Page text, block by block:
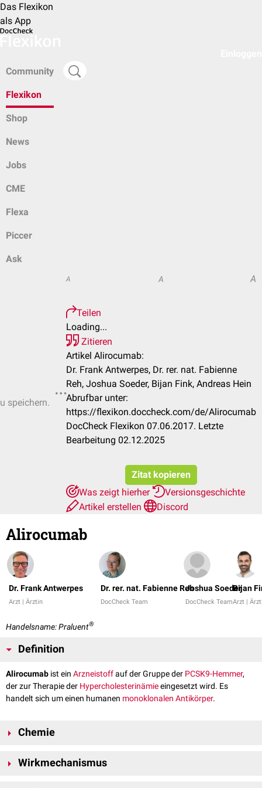
Das Flexikon
als App
Community
Flexikon
Shop
News
Jobs
CME
Flexa
Piccer
Ask
speichern.
A A A
Teilen
Loading...
Zitieren
Artikel Alirocumab:
Dr. Frank Antwerpes, Dr. rer. nat. Fabienne
Reh, Joshua Soeder, Bijan Fink, Andreas Hein
Abrufbar unter:
https://flexikon.doccheck.com/de/Alirocumab
DocCheck Flexikon 07.06.2017. Letzte
Bearbeitung 02.12.2025
Zitat kopieren
Was zeigt hierher
Versionsgeschichte
Artikel erstellen
Discord
Alirocumab
Dr. Frank Antwerpes
Arzt | Ärztin
Dr. rer. nat. Fabienne Reh
DocCheck Team
Joshua Soeder
DocCheck Team
Bijan
Arzt |
Handelsname: Praluent®
Definition
Alirocumab ist ein Arzneistoffauf der Gruppe der PCSK9-Hemmer,
der zur Therapie der Hypercholesterinämieeingesetzt wird. Es
handelt sich um einen humanen monoklonalen Antikörper.
Chemie
IgG1 . DasMolekulargewichtbeträgt rund 146
Wirkmechanismus